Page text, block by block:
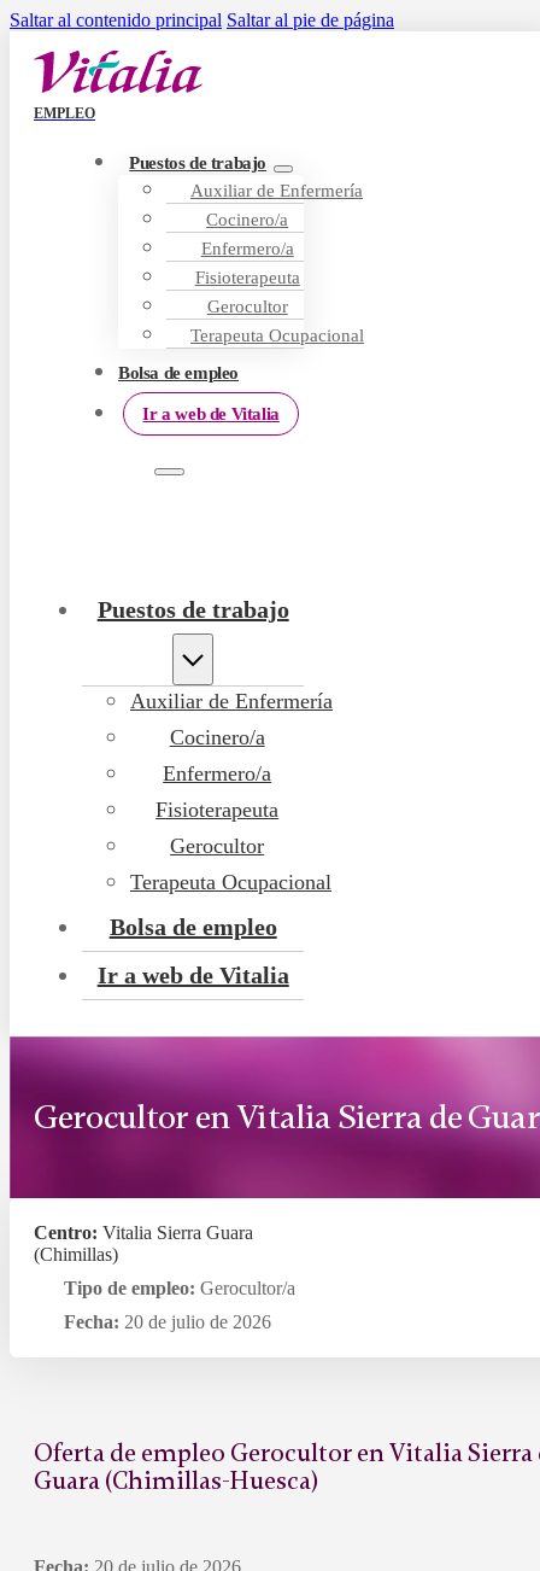
Saltar al contenido principal Saltar al pie de página
EMPLEO
Puestos de trabajo
Auxiliar de Enfermería
Cocinero/a
Enfermero/a
Fisioterapeuta
Gerocultor
Terapeuta Ocupacional
Bolsa de empleo
Ir a web de Vitalia
Puestos de trabajo
Auxiliar de Enfermería
Cocinero/a
Enfermero/a
Fisioterapeuta
Gerocultor
Terapeuta Ocupacional
Bolsa de empleo
Ir a web de Vitalia
Gerocultor en Vitalia Sierra de
Centro: Vitalia Sierra Guara
(Chimillas)
Tipo de empleo: Gerocultor/a
Fecha: 20 de julio de 2026
Oferta de empleo Gerocultor en Vitalia Sierra
Guara (Chimillas-Huesca)
Fecha: 20 de julio de 2026